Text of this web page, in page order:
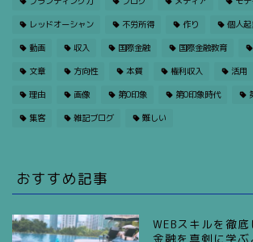
レッドオーシャン 不労所得 作り 個人
動画 収入 国際金融 国際金融教育
文章 方向性 本質 権利収入 活用
理由 画像 第0印象 第0印象時代
集客 雑記ブログ 難しい
おすすめ記事
WEBスキルを徹
金融を真剣に学ぶ